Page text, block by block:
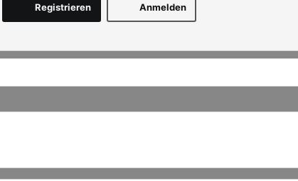
Anmelden
Registrieren